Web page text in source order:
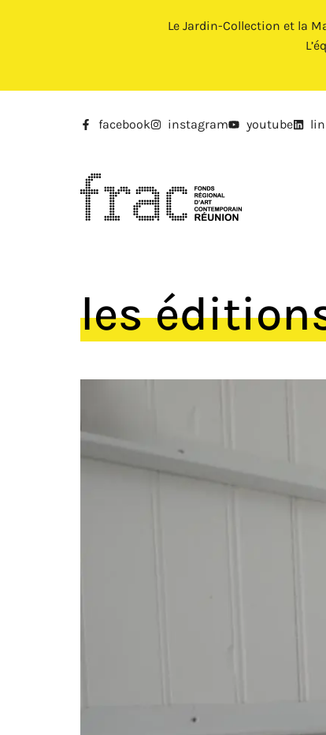
Le Jardin-Collection et la
facebook instagram youtube
les